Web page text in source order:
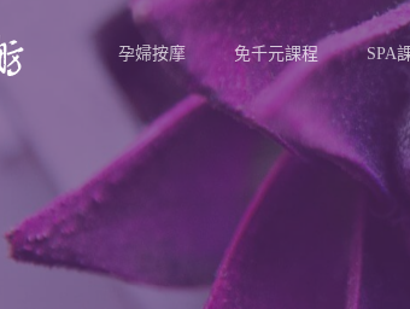
孕婦按摩 免千元課程 SPA